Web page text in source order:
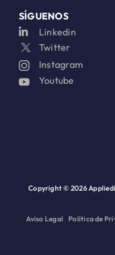
SÍGUENOS
Linkedin
Twitter
Instagram
Youtube
Copyright © 2026
Aviso Legal Política de